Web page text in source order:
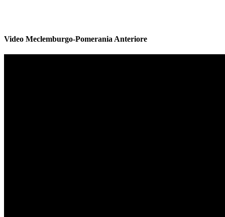
Video Meclemburgo-Pomerania Anteriore